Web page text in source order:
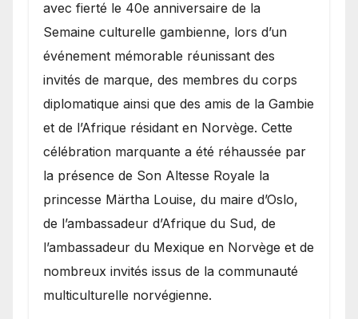
avec fierté le 40e anniversaire de la
Semaine culturelle gambienne, lors d’un
événement mémorable réunissant des
invités de marque, des membres du corps
diplomatique ainsi que des amis de la Gambie
et de l’Afrique résidant en Norvège. Cette
célébration marquante a été réhaussée par
la présence de Son Altesse Royale la
princesse Märtha Louise, du maire d’Oslo,
de l’ambassadeur d’Afrique du Sud, de
l’ambassadeur du Mexique en Norvège et de
nombreux invités issus de la communauté
multiculturelle norvégienne.